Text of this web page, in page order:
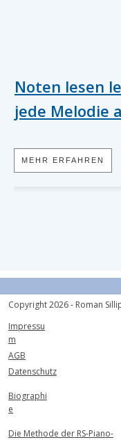
Noten lesen
jede Melodie
MEHR ERFAHREN
Copyright2026- Roman
Impressu
m
AGB
Datenschutz
Biographi
e
Die Methode der RS-Piano-